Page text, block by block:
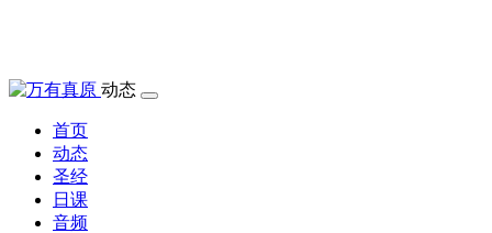
动态
首页
动态
圣经
日课
音频